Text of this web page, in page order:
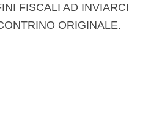
FISCALI AD INVIARCI
ORIGINALE.